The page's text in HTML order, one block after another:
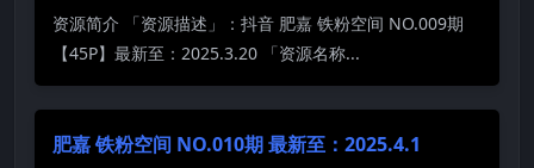
资源简介 「资源描述」：抖音 肥嘉 铁粉空间 NO.009期
【45P】最新至：2025.3.20 「资源名称...
肥嘉 铁粉空间 NO.010期 最新至：2025.4.1